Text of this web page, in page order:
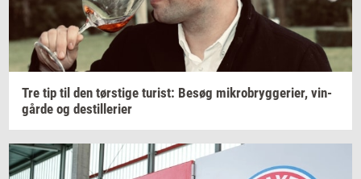
Tre tip til den tørsti­ge turist: Besøg mi­kro­bryg­ge­ri­er, vin­
går­de og destil­le­ri­er